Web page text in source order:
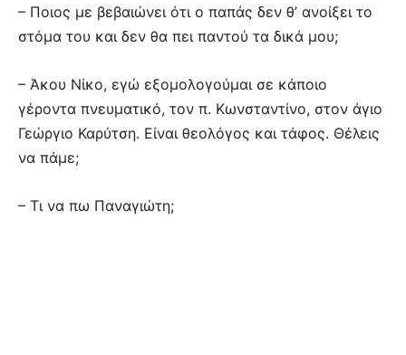
– Ποιος με βεβαιώνει ότι ο παπάς δεν θ’ ανοίξει το
στόμα του και δεν θα πει παντού τα δικά μου;
– Άκου Νίκο, εγώ εξομολογούμαι σε κάποιο
γέροντα πνευματικό, τον π. Κωνσταντίνο, στον άγιο
Γεώργιο Καρύτση. Είναι θεολόγος και τάφος. Θέλεις
να πάμε;
– Τι να πω Παναγιώτη;